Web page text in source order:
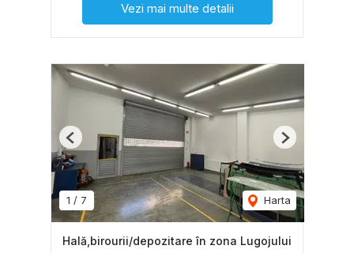
Vezi mai multe detalii
1 / 7 Harta
Previous Next
Hală,birourii/depozitare în zona Lugojului